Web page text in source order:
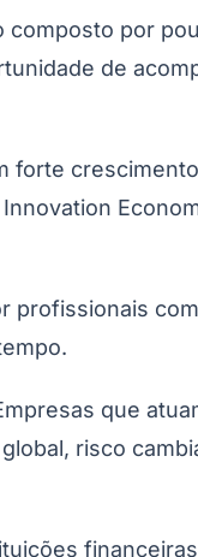
composto por
de
profissionais
que
risco